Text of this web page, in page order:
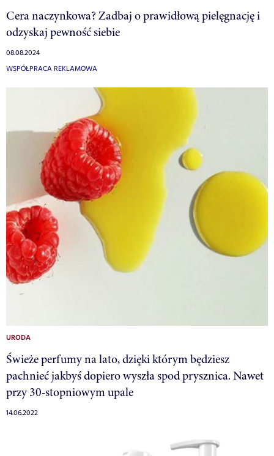
Cera naczynkowa? Zadbaj o prawidłową pielęgnację i
odzyskaj pewność siebie
08.08.2024
WSPÓŁPRACA REKLAMOWA
URODA
Świeże perfumy na lato, dzięki którym będziesz
pachnieć jakbyś dopiero wyszła spod prysznica. Nawet
przy 30-stopniowym upale
14.06.2022